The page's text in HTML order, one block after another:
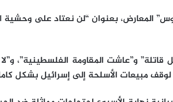
المعارض، بعنوان “لن نعتاد على وحشية
و”عاشت المقاومة الفلسطينية”، و”لا
لوقف مبيعات الأسلحة إلى إسرائيل بشكل